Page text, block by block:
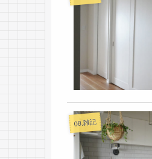
08.雑記